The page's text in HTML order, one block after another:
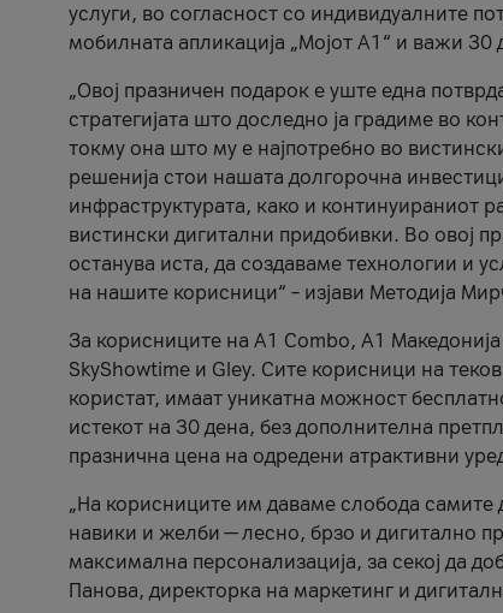
услуги, во согласност со индивидуалните
мобилната апликација „Мојот А1“ и важи 30
„Овој празничен подарок е уште една
стратегијата што доследно ја градиме во
токму она што му е најпотребно во
решенија стои нашата долгорочна
инфраструктурата, како и континуираниот
вистински дигитални придобивки. Во овој
останува иста, да создаваме технологии и
на нашите корисници“ – изјави Методија
За корисниците на A1 Combo, А1
SkyShowtime и Gley. Сите корисници на
користат, имаат уникатна можност
истекот на 30 дена, без дополнителна
празнична цена на одредени атрактивни
„На корисниците им даваме слобода самите
навики и желби — лесно, брзо и дигитално
максимална персонализација, за секој да
Панова, директорка на маркетинг и